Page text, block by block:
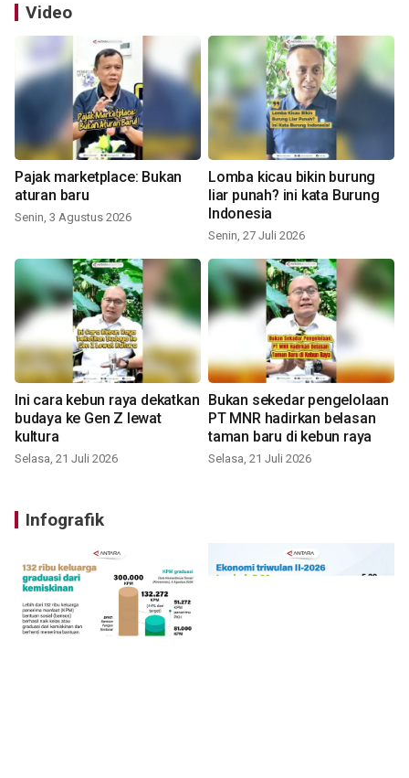
Video
Pajak marketplace: Bukan
aturan baru
Senin, 3 Agustus 2026
Lomba kicau bikin burung
liar punah? ini kata Burung
Indonesia
Senin, 27 Juli 2026
Ini cara kebun raya dekatkan
budaya ke Gen Z lewat
kultura
Selasa, 21 Juli 2026
Bukan sekedar pengelolaan
PT MNR hadirkan belasan
taman baru di kebun raya
Selasa, 21 Juli 2026
Infografik